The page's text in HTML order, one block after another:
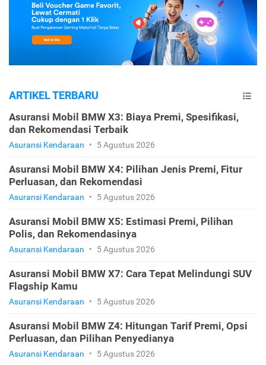
ARTIKEL TERBARU
Asuransi Mobil BMW X3: Biaya Premi, Spesifikasi,
dan Rekomendasi Terbaik
Asuransi Kendaraan • 5 Agustus 2026
Asuransi Mobil BMW X4: Pilihan Jenis Premi, Fitur
Perluasan, dan Rekomendasi
Asuransi Kendaraan • 5 Agustus 2026
Asuransi Mobil BMW X5: Estimasi Premi, Pilihan
Polis, dan Rekomendasinya
Asuransi Kendaraan • 5 Agustus 2026
Asuransi Mobil BMW X7: Cara Tepat Melindungi SUV
Flagship Kamu
Asuransi Kendaraan • 5 Agustus 2026
Asuransi Mobil BMW Z4: Hitungan Tarif Premi, Opsi
Perluasan, dan Pilihan Penyedianya
Asuransi Kendaraan • 5 Agustus 2026